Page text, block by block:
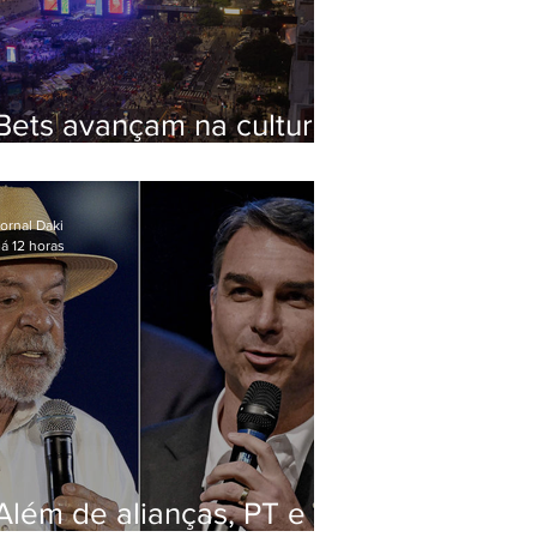
avançam na cultura
para artistas
de alianças, PT e
Daki
12 horas